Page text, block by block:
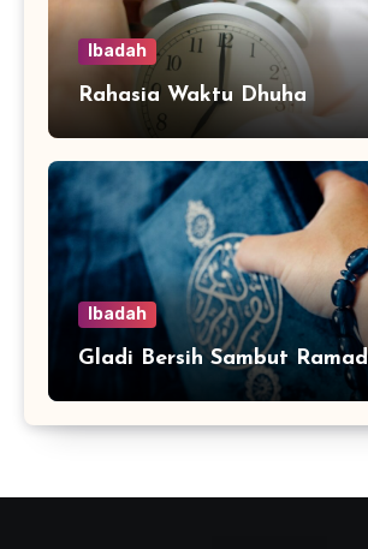
Ibadah
Rahasia Waktu Dhuha
Ibadah
Gladi Bersih Sambut